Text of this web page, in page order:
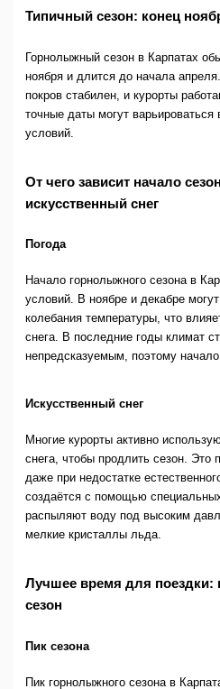
Типичный сезон: конец
Горнолыжный сезон в Карпатах
ноября и длится до начала
покров стабилен, и курорты
точные даты могут варьироваться
условий.
От чего зависит начало
искусственный снег
Погода
Начало горнолыжного сезона в
условий. В ноябре и декабре
колебания температуры, что
снега. В последние годы климат
непредсказуемым, поэтому
Искусственный снег
Многие курорты активно
снега, чтобы продлить сезон. Это
даже при недостатке
создаётся с помощью
распыляют воду под высоким
мелкие кристаллы льда.
Лучшее время для поездки:
сезон
Пик сезона
Пик горнолыжного сезона в